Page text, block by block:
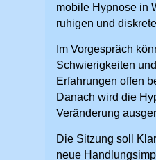
mobile Hypnose in
ruhigen und
Im Vorgespräch
Schwierigkeiten
Erfahrungen offen
Danach wird die
Veränderung
Die Sitzung soll
neue